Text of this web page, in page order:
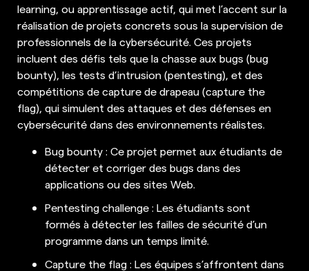
learning, ou apprentissage actif, qui met l’accent sur la
réalisation de projets concrets sous la supervision de
professionnels de la cybersécurité. Ces projets
incluent des défis tels que la chasse aux bugs (bug
bounty), les tests d’intrusion (pentesting), et des
compétitions de capture de drapeau (capture the
flag), qui simulent des attaques et des défenses en
cybersécurité dans des environnements réalistes.
Bug bounty : Ce projet permet aux étudiants de
détecter et corriger des bugs dans des
applications ou des sites Web.
Pentesting challenge : Les étudiants sont
formés à détecter les failles de sécurité d’un
programme dans un temps limité.
Capture the flag : Les équipes s’affrontent dans